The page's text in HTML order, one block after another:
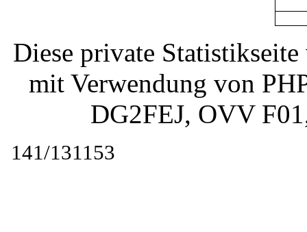
Diese private
mit Verwendung von
DG2FEJ, OVV
141/131153